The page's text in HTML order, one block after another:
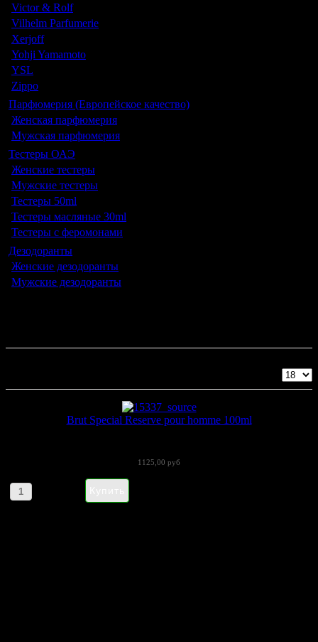
Victor & Rolf
Vilhelm Parfumerie
Xerjoff
Yohji Yamamoto
YSL
Zippo
Парфюмерия (Европейское качество)
Женская парфюмерия
Мужская парфюмерия
Тестеры ОАЭ
Женские тестеры
Мужские тестеры
Тестеры 50ml
Тестеры масляные 30ml
Тестеры с феромонами
Дезодоранты
Женские дезодоранты
Мужские дезодоранты
Brut Special Reserve pour homme 100ml
1125,00 руб